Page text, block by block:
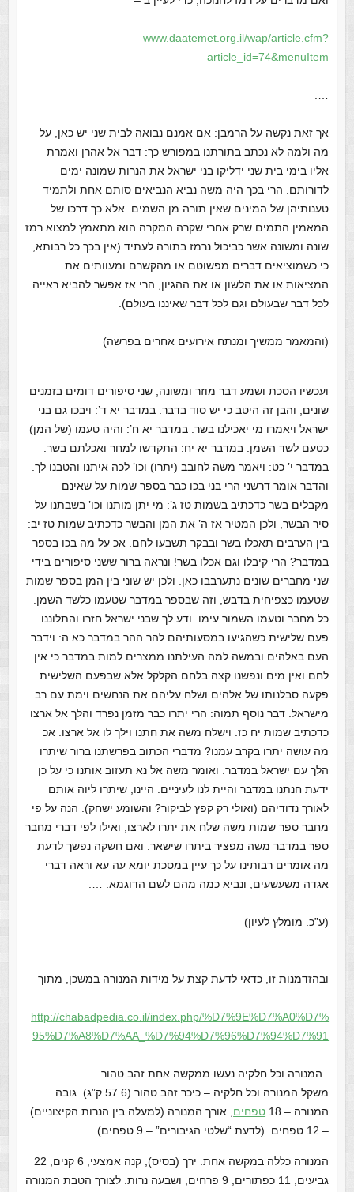
www.daatemet.org.il/wap/article.cfm?
article_id=74&menuItem
אך זאת נקשה על הרמבן: אם אמנם נבואה לבית שני יש כאן, על
מה ולמה לא נכתב בתורתנו במפורש כך: דבר אל אהרן ואמרת
אליו בימי בית שני ידליקו בני ישראל את הנרות שמונה ימים
לדורותם. הרי בכך היה משה נביא הנביאים סותם אחת ולתמיד
טענותיהן של המינים שאין תורה מן השמים. אלא כך דרכו של
המאמין התמים שרק אחרי שקרה המקרה הוא מתאמץ למצוא רמז
שונה ומשונה אשר כביכול נרמז בתורה לעתיד (אין בכך כל רבותא,
כי כשמוציאים דברים מפשוטם או מהקשרם ומעוותים את
המציאות או את הלשון או את ההגיון, הרי אז אפשר להביא ראייה
לכל דבר שבעולם וגם לכל דבר שאיננו בעולם).
(והמאמר ממשיך ומנתח אירועים אחרים בפרשה)
ועכשיו הסכת ושמע דבר מוזר ומשונה, שני סיפורים דומים בזמנים
שונים, והבן זה היטב כי יש סוד בדבר. במדבר יא ד’: ויבכו גם בני
ישראל ויאמרו מי יאכילנו בשר. במדבר יא ח’: והיה טעמו (של המן)
כטעם לשד השמן. במדבר יא יח: התקדשו למחר ואכלתם בשר.
במדבר י’ כט: ויאמר משה לחובב (יתרו) וכו’ לכה איתנו והטבנו לך.
והדבר אומר דרשני הרי בני בכו כבר בספר שמות על שאינם
מקבלים בשר כדכתיב בשמות טז ג’: מי יתן מותנו וכו’ בשבתנו על
סיר הבשר, ולכן המטיר אז ה’ את המן והבשר כדכתיב שמות טז יב:
בין הערבים תאכלו בשר ובבקר תשבעו לחם. אכ על מה בכו בספר
במדבר? הרי קיבלו וגם אכלו בשר! ונראה ברור ששני סיפורים בידי
שני מחברים שונים נתערבבו כאן. ולכן יש שוני בין המן בספר שמות
שטעמו כצפיחית בדבש, וזה שבספר במדבר שטעמו כלשד השמן.
כל מחבר וטעמו השמור עימו. ודע לך שבני ישראל חזרו והתלוננו
פעם שלישית כשהגיעו במסעותיהם להר ההר במדבר כא ה: וידבר
העם באלהים ובמשה למה העילתנו ממצרים למות במדבר כי אין
לחם ואין מים ונפשנו קצה בלחם הקלקל אלא שבפעם השלישית
פקעה סבלנותו של אלהים ושלח עליהם את הנחשים וימת עם רב
מישראל. דבר נוסף תמוה: הרי יתרו כבר מזמן נפרד והלך אל ארצו
כדכתיב שמות יח כז: וישלח משה את חתנו וילך לו אל ארצו. אכ
מה עושה יתרו בקרב עמנו? מדברי הכתוב בפרשתנו ברור שיתרו
הלך עם ישראל במדבר. ואומר משה אל נא תעזוב אותנו כי על כן
ידעת חנתנו במדבר והיית לנו לעיניים. היינו, שיתרו ליוה אותם
לאורך נדודיהם (ואולי רק קפץ לביקור? והשומע ישחק). הנה על פי
מחבר ספר שמות משה שלח את יתרו לארצו, ואילו לפי דברי מחבר
ספר במדבר משה מפציר ביתרו שישאר. ואם חשקה נפשך לדעת
מה אומרים רבותינו על כך עיין במסכת יומא עה עא וראה דברי
אגדה משעשעים, ונביא כמה מהם לשם הדוגמא. ….
(ע”כ. מומלץ לעיון)
ובהזדמנות זו, כדאי לדעת קצת על מידות המנורה במשכן, מתוך
http://chabadpedia.co.il/index.php/%D7%9E%D7%A0%D7%
95%D7%A8%D7%AA_%D7%94%D7%96%D7%94%D7%91
..המנורה וכל חלקיה נעשו ממקשה אחת זהב טהור.
משקל המנורה וכל חלקיה – כיכר זהב טהור (57.6 ק”ג). גובה
המנורה – 18
טפחים , אורך המנורה (למעלה בין הנרות הקיצוניים)
– 12 טפחים. (לדעת “שלטי הגיבורים” – 9 טפחים).
המנורה כללה במקשה אחת: ירך (בסיס), קנה אמצעי, 6 קנים, 22
גביעים, 11 כפתורים, 9 פרחים, ושבעה נרות. לצורך הטבת המנורה